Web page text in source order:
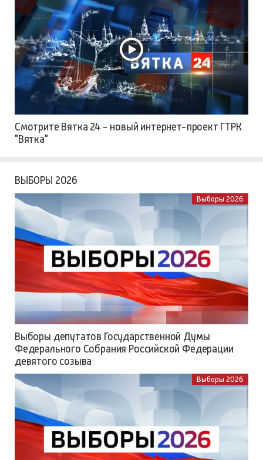
Смотрите Вятка 24 - новый интернет-проект ГТРК
"Вятка"
ВЫБОРЫ 2026
Выборы 2026
Выборы депутатов Государственной Думы
Федерального Собрания Российской Федерации
девятого созыва
Выборы 2026